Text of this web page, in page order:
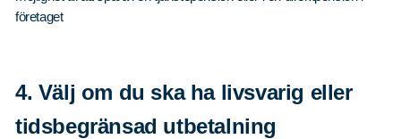
företaget
4. Välj om du ska ha livsvarig eller
tidsbegränsad utbetalning
efter: